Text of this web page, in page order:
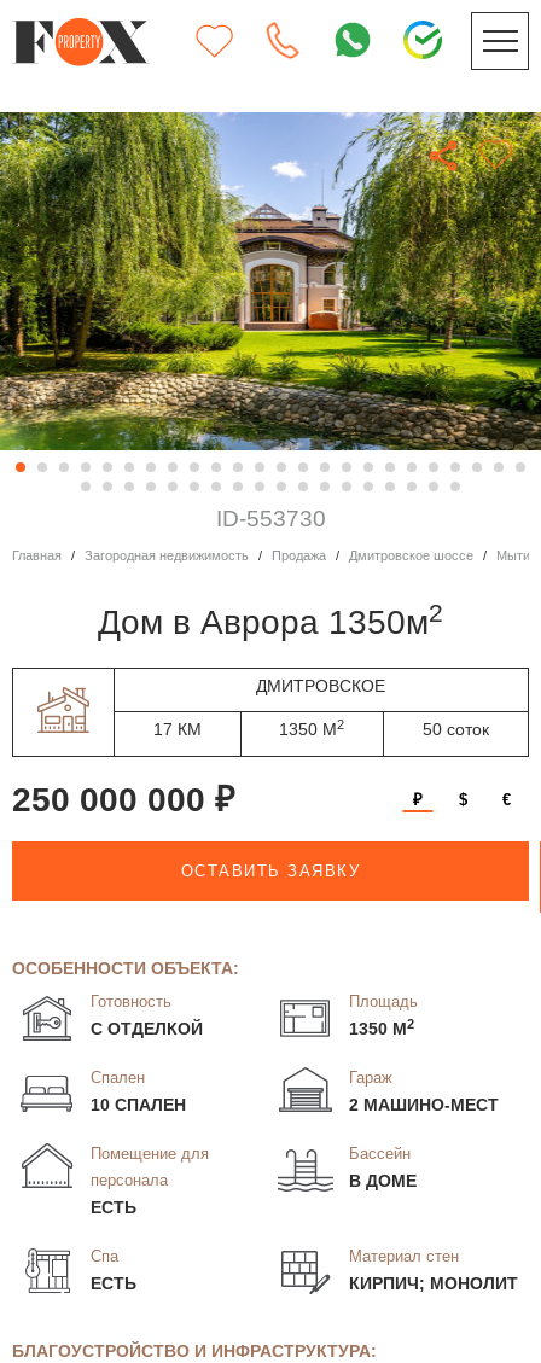
ID-553730
Главная Загородная недвижимость Продажа Дмитровское шоссе
дом в Аврора 1350м2
ДМИТРОВСКОЕ
17 КМ 1350 М2 50 соток
250 000 000 ₽ ₽ $ €
ОСТАВИТЬ ЗАЯВКУ
ОСОБЕННОСТИ ОБЪЕКТА:
Готовность
С ОТДЕЛКОЙ
Площадь
1350 М2
Спален
10 СПАЛЕН
Гараж
2 МАШИНО-МЕСТ
Помещение для
персонала
ЕСТЬ
Бассейн
В ДОМЕ
Спа
ЕСТЬ
Материал стен
КИРПИЧ; МОНОЛИТ
БЛАГОУСТРОЙСТВО И ИНФРАСТРУКТУРА: